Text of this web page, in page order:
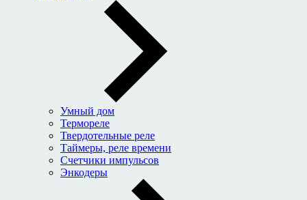
Умный дом
Термореле
Твердотельные реле
Таймеры, реле времени
Счетчики импульсов
Энкодеры